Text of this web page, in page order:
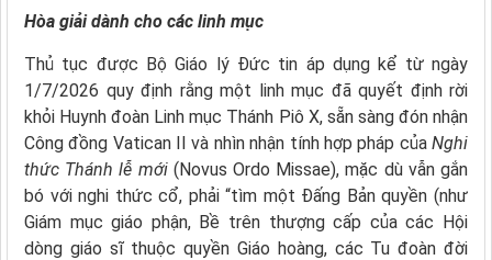
Hòa giải dành cho các linh mục
Thủ tục được Bộ Giáo lý Đức tin áp dụng kể từ ngày
1/7/2026 quy định rằng một linh mục đã quyết định rời
khỏi Huynh đoàn Linh mục Thánh Piô X, sẵn sàng đón nhận
Công đồng Vatican II và nhìn nhận tính hợp pháp của Nghi
thức Thánh lễ mới(Novus Ordo Missae), mặc dù vẫn gắn
bó với nghi thức cổ, phải “tìm một Đấng Bản quyền (như
Giám mục giáo phận, Bề trên thượng cấp của các Hội
dòng giáo sĩ thuộc quyền Giáo hoàng, các Tu đoàn đời